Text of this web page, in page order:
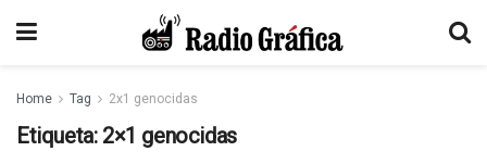
Home Tag 2x1 genocidas
Etiqueta: 2×1 genocidas